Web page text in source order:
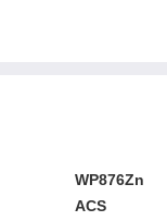
WP876Zn
ACS